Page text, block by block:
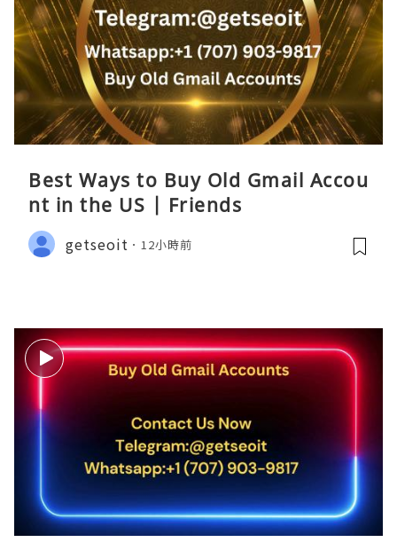
Best Ways to Buy Old Gmail Accou
nt in the US | Friends
getseoit 12小時前